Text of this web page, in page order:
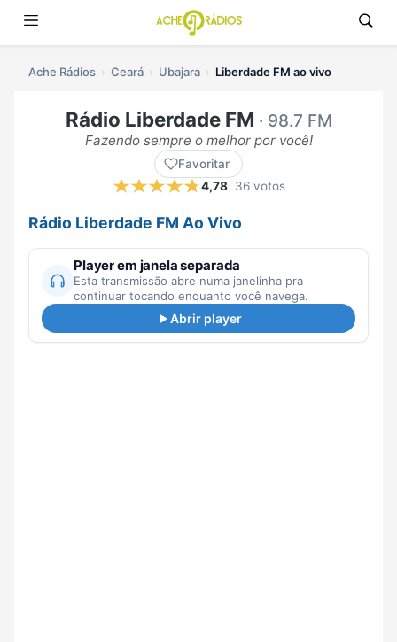
Ache Rádios Ceará Ubajara Liberdade FM ao vivo
Rádio Liberdade FM · 98.7 FM
Fazendo sempre o melhor por você!
Favoritar
4,78 36 votos
Rádio Liberdade FM Ao Vivo
Player em janela separada
Esta transmissão abre numa janelinha pra
continuar tocando enquanto você navega.
Abrir player